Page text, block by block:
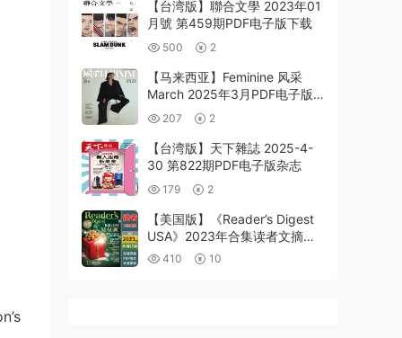
【台湾版】聯合文學 2023年01
月號 第459期PDF电子版下载
500 2
【马来西亚】Feminine 风采
March 2025年3月PDF电子版
杂志207 2
【台湾版】天下雜誌 2025-4-
30 第822期PDF电子版杂志
179 2
【美国版】《Reader’s Digest
USA》2023年合集读者文摘信
息阅读灵感摘录采访英文学习
410 10